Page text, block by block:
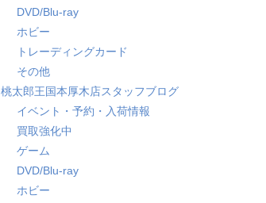
DVD/Blu-ray
ホビー
トレーディングカード
その他
桃太郎王国本厚木店スタッフブログ
イベント・予約・入荷情報
買取強化中
ゲーム
DVD/Blu-ray
ホビー